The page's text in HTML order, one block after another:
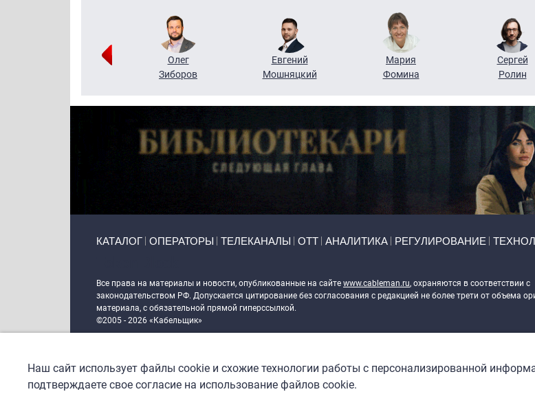
Олег
Зиборов
Евгений
Мошняцкий
Мария
Фомина
Сергей
Ролин
КАТАЛОГ ОПЕРАТОРЫ ТЕЛЕКАНАЛЫ ОТТ АНАЛИТИКА РЕГУЛИРОВАНИЕ
Все права на материалы и новости, опубликованные на сайте www.cableman.ru, охраняются в соответствии с
законодательством РФ. Допускается цитирование без согласования с редакцией не более трети от объема
материала, с обязательной прямой гиперссылкой.
©2005 - 2026 «Кабельщик»
DrupalCoder — поддержка сайта c 2017 года
Наш сайт использует файлы cookie и схожие технологии работы с персонализированной
подтверждаете свое согласие на использование файлов cookie.